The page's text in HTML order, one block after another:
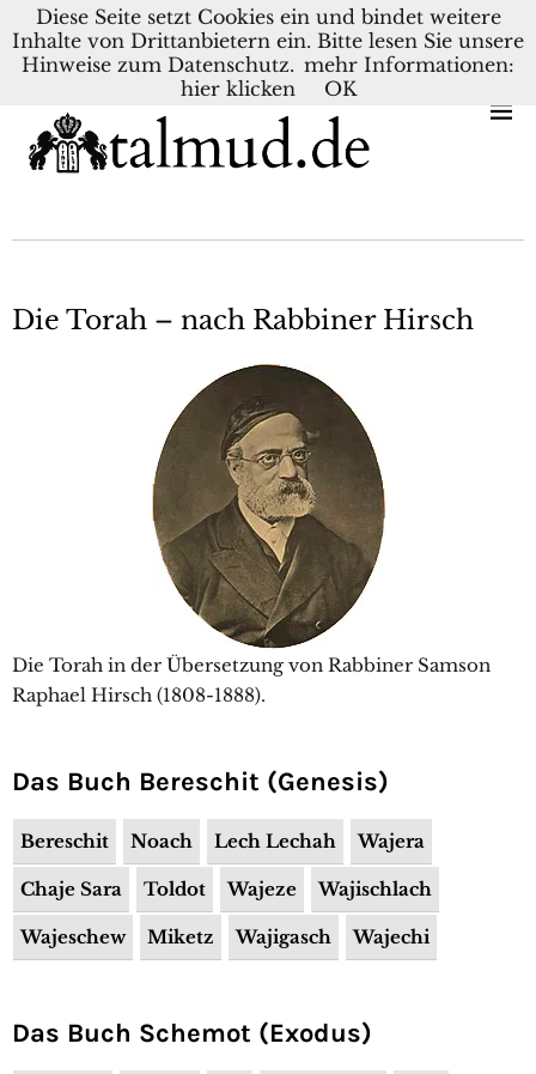
KONTAKT BLOG DEUTSCH NEDERLANDS
Die Torah – nach Rabbiner Hirsch
Die Torah in der Übersetzung von Rabbiner Samson
Raphael Hirsch (1808-1888).
Das Buch Bereschit (Genesis)
Bereschit Noach Lech Lechah Wajera
Chaje Sara Toldot Wajeze Wajischlach
Wajeschew Miketz Wajigasch Wajechi
Das Buch Schemot (Exodus)
Diese Seite setzt Cookies ein und bindet weitere
Inhalte von Drittanbietern ein. Bitte lesen Sie unsere
Hinweise zum Datenschutz. mehr Informationen:
hier klicken
OK